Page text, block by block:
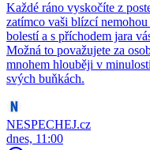
Každé ráno vyskočíte z
zatímco vaši blízcí
bolestí a s příchodem jara
Možná to považujete za
mnohem hlouběji v
svých buňkách.
NESPECHEJ.cz
dnes, 11:00